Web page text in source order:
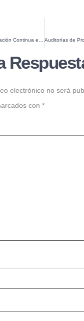
¿Por Qué la Capacitación Continua es Esencial en la Industria?
electrónico no será
con *